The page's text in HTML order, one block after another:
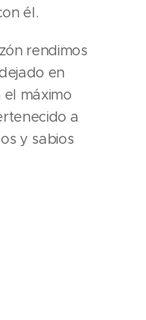
él.
rendimos
en
máximo
a
y sabios